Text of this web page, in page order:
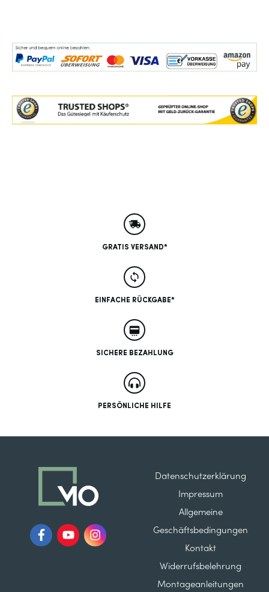
GRATIS VERSAND*
EINFACHE RÜCKGABE*
SICHERE BEZAHLUNG
PERSÖNLICHE HILFE
Datenschutzerklärung
Impressum
Allgemeine
Geschäftsbedingungen
Kontakt
Widerrufsbelehrung
Montageanleitungen